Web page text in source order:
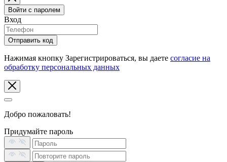
Войти с паролем
Вход
Отправить код
Нажимая кнопку Зарегистрироваться, вы даете согласие на
обработку персональных данных
Добро пожаловать!
Придумайте пароль